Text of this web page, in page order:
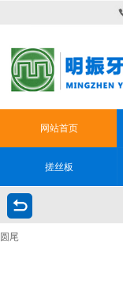
网站首页
搓丝板
圆尾